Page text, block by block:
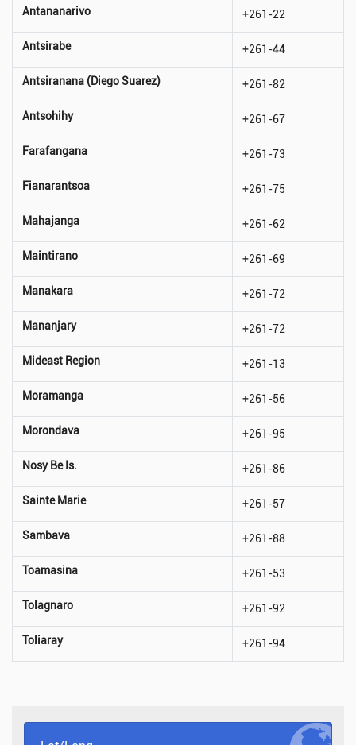
Antananarivo +261-22
Antsirabe +261-44
Antsiranana (Diego Suarez) +261-82
Antsohihy +261-67
Farafangana +261-73
Fianarantsoa +261-75
Mahajanga +261-62
Maintirano +261-69
Manakara +261-72
Mananjary +261-72
Mideast Region +261-13
Moramanga +261-56
Morondava +261-95
Nosy Be Is. +261-86
Sainte Marie +261-57
Sambava +261-88
Toamasina +261-53
Tolagnaro +261-92
Toliaray +261-94